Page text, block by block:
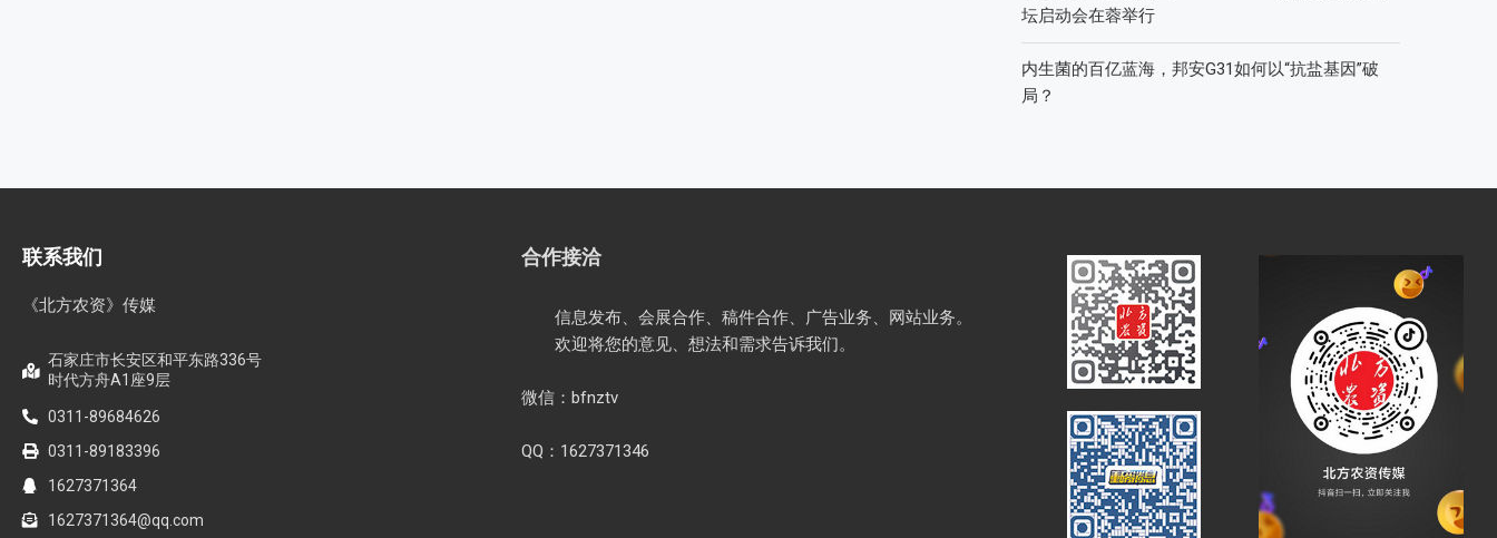
坛启动会在蓉举行
内生菌的百亿蓝海，邦安G31如何以“抗盐基因”破
局？
联系我们
《北方农资》传媒
石家庄市长安区和平东路336号
时代方舟A1座9层
0311-89684626
0311-89183396
1627371364
1627371364@qq.com
合作接洽
信息发布、会展合作、稿件合作、广告业务、网站业务。
欢迎将您的意见、想法和需求告诉我们。
微信：bfnztv
QQ：1627371346